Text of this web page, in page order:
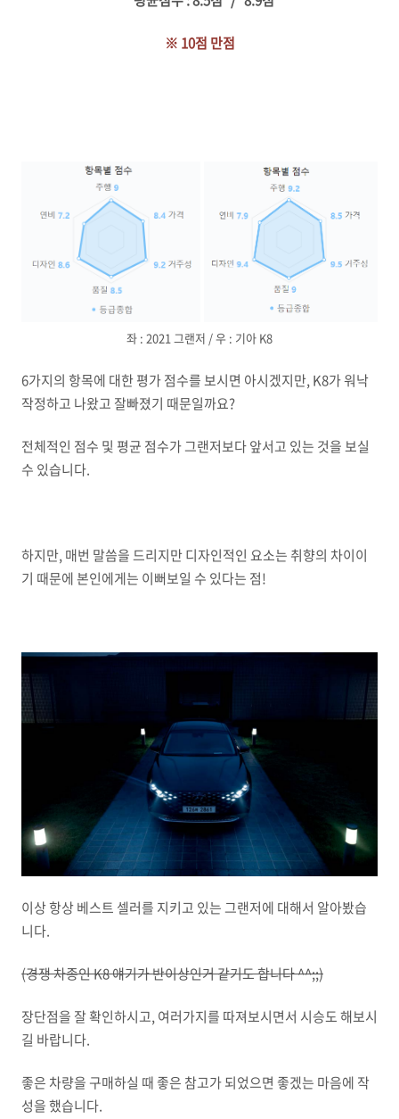
※ 10점 만점
좌 : 2021 그랜저 / 우 : 기아 K8
6가지의 항목에 대한 평가 점수를 보시면 아시겠지만, K8가 워낙
작정하고 나왔고 잘빠졌기 때문일까요?
전체적인 점수 및 평균 점수가 그랜저보다 앞서고 있는 것을 보실
수 있습니다.
하지만, 매번 말씀을 드리지만 디자인적인 요소는 취향의 차이이
기 때문에 본인에게는 이뻐보일 수 있다는 점!
이상 항상 베스트 셀러를 지키고 있는 그랜저에 대해서 알아봤습
니다.
(경쟁 차종인 K8 얘기가 반이상인거 같기도 합니다 ^^;;)
장단점을 잘 확인하시고, 여러가지를 따져보시면서 시승도 해보시
길 바랍니다.
좋은 차량을 구매하실 때 좋은 참고가 되었으면 좋겠는 마음에 작
성을 했습니다.